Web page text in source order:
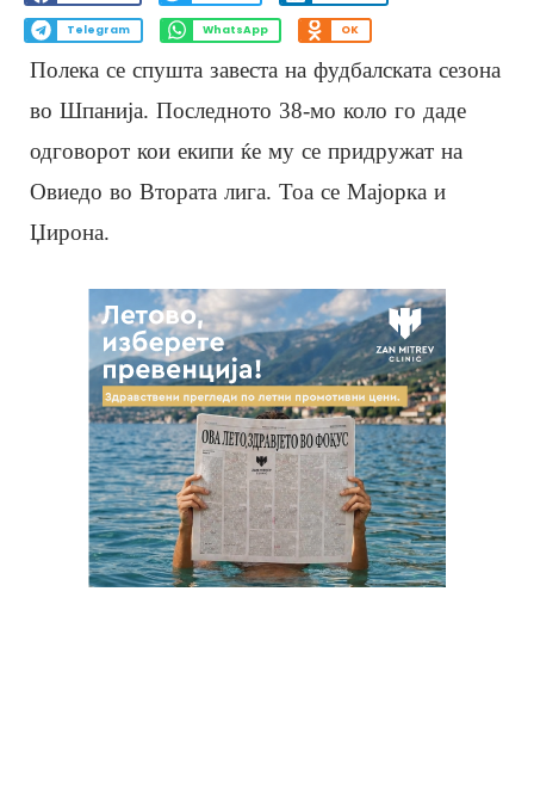
Telegram WhatsApp OK
Полека се спушта завеста на фудбалската сезона
во Шпанија. Последното 38-мо коло го даде
одговорот кои екипи ќе му се придружат на
Овиедо во Втората лига. Тоа се Мајорка и
Џирона.